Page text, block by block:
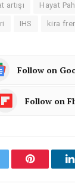
artışı Hayat
IHS kira
Follow on
Follow on
Pinterest